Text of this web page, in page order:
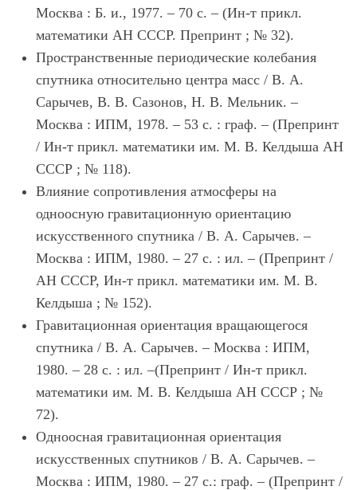
Москва : Б. и., 1977. – 70 с. – (Ин-т прикл.
математики АН СССР. Препринт ; № 32).
Пространственные периодические колебания
спутника относительно центра масс / В. А.
Сарычев, В. В. Сазонов, Н. В. Мельник. –
Москва : ИПМ, 1978. – 53 с. : граф. – (Препринт
/ Ин-т прикл. математики им. М. В. Келдыша АН
СССР ; № 118).
Влияние сопротивления атмосферы на
одноосную гравитационную ориентацию
искусственного спутника / В. А. Сарычев. –
Москва : ИПМ, 1980. – 27 с. : ил. – (Препринт /
АН СССР, Ин-т прикл. математики им. М. В.
Келдыша ; № 152).
Гравитационная ориентация вращающегося
спутника / В. А. Сарычев. – Москва : ИПМ,
1980. – 28 с. : ил. –(Препринт / Ин-т прикл.
математики им. М. В. Келдыша АН СССР ; №
72).
Одноосная гравитационная ориентация
искусственных спутников / В. А. Сарычев. –
Москва : ИПМ, 1980. – 27 с.: граф. – (Препринт /